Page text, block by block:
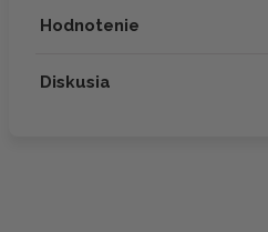
Hodnotenie
Diskusia